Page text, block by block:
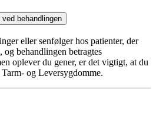
behandlingen
eller senfølger hos patienter, der
behandlingen betragtes
oplever du gener, er det vigtigt, at du
og Leversygdomme.